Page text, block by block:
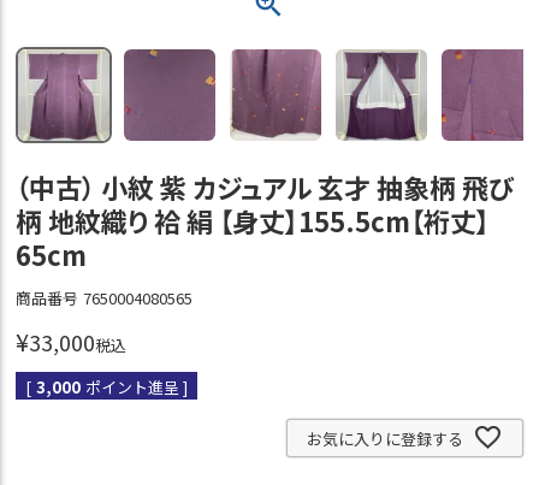
（中古） 小紋 紫 カジュアル 玄才 抽象柄 飛び
柄 地紋織り 袷 絹 【身丈】155.5cm【裄丈】
65cm
商品番号 7650004080565
¥33,000税込
[ 3,000 ポイント進呈 ]
お気に入りに登録する